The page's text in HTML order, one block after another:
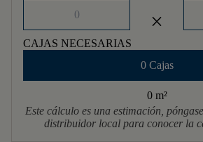
close
CAJAS NECESARIAS
0 Cajas
0 m²
Este cálculo es una estimación,
distribuidor local para conocer la